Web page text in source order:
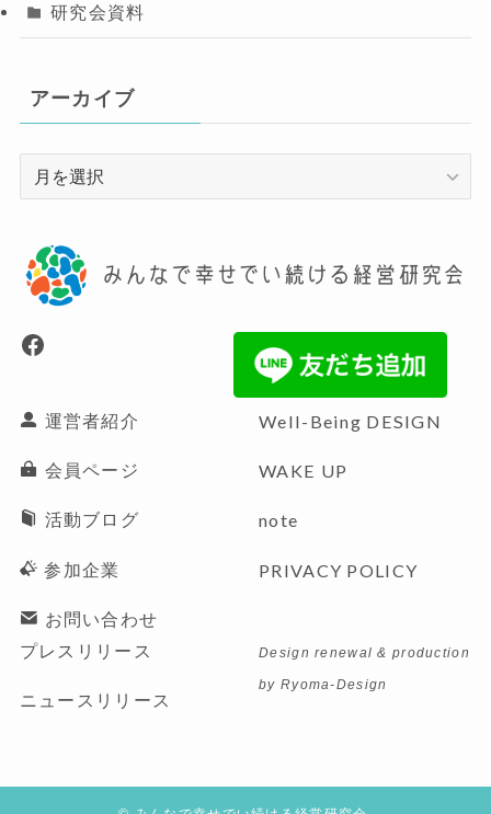
研究会資料
アーカイブ
イ
ブ
Facebook
運営者紹介
会員ページ
活動ブログ
参加企業
お問い合わせ
Well-Being DESIGN
WAKE UP
note
PRIVACY POLICY
プレスリリース
ニュースリリース
Design renewal & production
by Ryoma-Design